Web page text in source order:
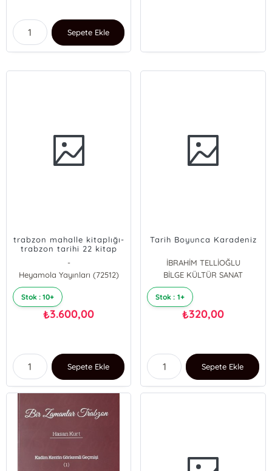
Sepete Ekle
trabzon mahalle kitaplığı-
trabzon tarihi 22 kitap
-
Heyamola Yayınları (72512)
Stok : 10+
₺3.600,00
Sepete Ekle
Tarih Boyunca Karadeniz
İBRAHİM TELLİOĞLU
BİLGE KÜLTÜR SANAT
Stok : 1+
₺320,00
Sepete Ekle